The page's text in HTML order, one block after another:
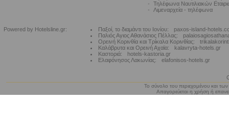
Τηλέφωνα Ναυτιλιακών
Λιμεναρχεία - τηλέφωνα
Powered by Hotelsline.gr: Παξοί, το διαμάντι του Ιονίου:
paxos-island-
Παλιός Αγιος Αθανάσιος Πέλλας:
Ορεινή Κορινθία και Τρίκαλα Κορινθίας:
Καλάβρυτα και Ορεινή Αχαϊα:
kalavryta-hotels.gr
Καστοριά:
hotels-kastoria.gr
Ελαφόνησος Λακωνίας:
elafonisos-hotels.gr
Το σύνολο του περιεχομένου και
Απαγορεύεται η χρήση ή